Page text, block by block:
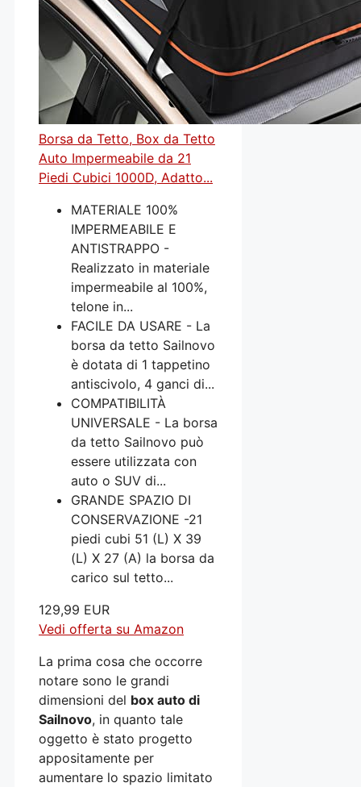
Borsa da Tetto, Box da Tetto
Auto Impermeabile da 21
Piedi Cubici 1000D, Adatto...
MATERIALE 100%
IMPERMEABILE E
ANTISTRAPPO -
Realizzato in materiale
impermeabile al 100%,
telone in...
FACILE DA USARE - La
borsa da tetto Sailnovo
è dotata di 1 tappetino
antiscivolo, 4 ganci di...
COMPATIBILITÀ
UNIVERSALE - La borsa
da tetto Sailnovo può
essere utilizzata con
auto o SUV di...
GRANDE SPAZIO DI
CONSERVAZIONE -21
piedi cubi 51 (L) X 39
(L) X 27 (A) la borsa da
carico sul tetto...
129,99 EUR
Vedi offerta su Amazon
La prima cosa che occorre
notare sono le grandi
dimensioni del box auto di
Sailnovo, in quanto tale
oggetto è stato progetto
appositamente per
aumentare lo spazio limitato